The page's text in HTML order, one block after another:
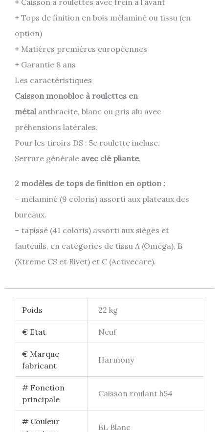
+ Caisson à roulettes avec frein à l’avant
+ Tops de finition en bois mélaminé ou tissu (en
option)
+ Matières premières européennes
+ Garantie 8 ans
Les caractéristiques
Caisson monobloc à roulettes en
métalanthracite, blanc ou gris alu avec
préhensions latérales.
Pour les tiroirs DS : 5e roulette incluse.
Serrure générale avec clé pliante.
2 modèles de tops de finition en option :
– mélaminé (9 coloris) assorti aux plateaux des
bureaux.
– tapissé (41 coloris) assorti aux sièges et
fauteuils, en catégories de tissu A (Oméga), B
(Xtreme CS et Rivet) et C (Activecare).
Poids 22 kg
€ Etat Neuf
€ Marque
fabricant
Harmony
# Fonction
principale
Caisson roulant h54
# Couleur
BL Blanc